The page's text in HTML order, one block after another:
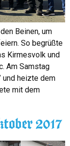
Beinen, um
So begrüßte
Kirmesvolk und
Am Samstag
und heizte dem
mit dem
2017